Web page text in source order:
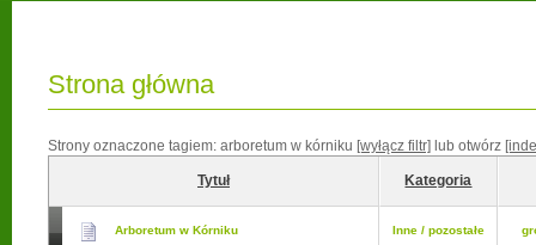
Strona główna
Strony oznaczone tagiem: arboretum w kórniku [wyłącz filtr] lub otwórz
Tytuł Kategoria
Arboretum w Kórniku Inne / pozostałe